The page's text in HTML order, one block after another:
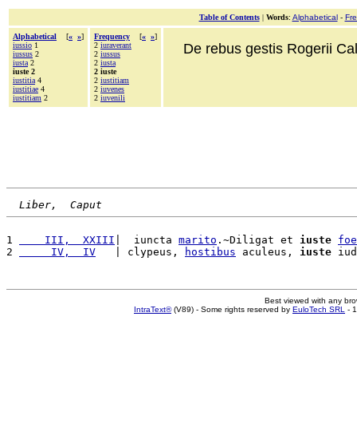
Table of Contents| Words: Alphabetical-
Alphabetical [« »]
iussio 1
iussus 2
iusta 2
iuste 2
iustitia 4
iustitiae 4
iustitiam 2
Frequency [« »]
2 iuraverant
2 iussus
2 iusta
2 iuste
2 iustitiam
2 iuvenes
2 iuvenili
De rebus gestis Rogerii
Liber,  Caput
1
    III,  XXIII
|  iuncta marito .~Diligat et iuste
2
     IV,  IV
   | clypeus,
hostibus aculeus, iuste
Best viewed with any
IntraText®(V89) - Some rights reserved by EuloTech SRL -